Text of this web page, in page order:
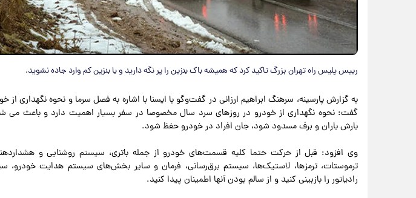
رییس پلیس راه تهران بزرگ تاکید کرد که همیشه باک بنزین را پر نگه دارید و با بنزین کم وارد جاده نشوید.
به گزارش پارسینه، سرهنگ ابراهیم ارزانی در گفت‌وگو با ایسنا با اشاره به فصل سرما و نحوه نگهداری از
گفت: نحوه نگهداری از خودرو در روزهای سرد سال مخصوصا در سفر بسیار اهمیت دارد و باعث می
بارش باران و برف مسدود شود، جان افراد در خودرو حفظ شود.
وی افزود: قبل از حرکت حتما کلیه قسمت‌های خودرو از جمله باتری، سیستم روشنایی و
ترموستات، ترمزها، لاستیک‌ها، سیستم برق‌رسانی، فرمان و سایر بخش‌های سیستم هدایت
رادیاتور را بازبینی کنید و از سالم بودن آنها اطمینان پیدا کنید.